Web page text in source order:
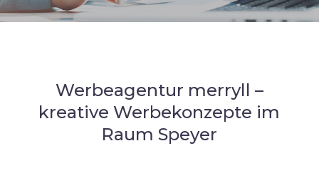
Werbeagentur merryll –
kreative Werbekonzepte im
Raum Speyer